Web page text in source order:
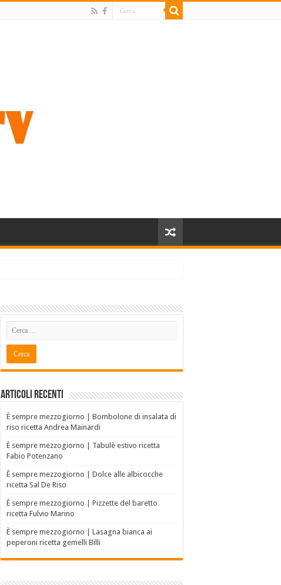
Articoli recenti
È sempre mezzogiorno | Bombolone di insalata di
riso ricetta Andrea Mainardi
È sempre mezzogiorno | Tabulè estivo ricetta
Fabio Potenzano
È sempre mezzogiorno | Dolce alle albicocche
ricetta Sal De Riso
È sempre mezzogiorno | Pizzette del baretto
ricetta Fulvio Marino
È sempre mezzogiorno | Lasagna bianca ai
peperoni ricetta gemelli Billi